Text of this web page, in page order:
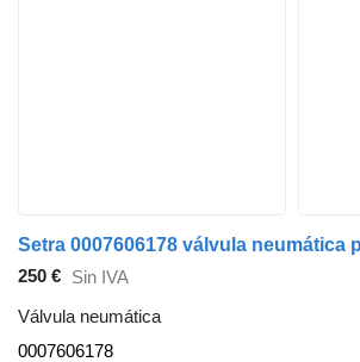
250 € Sin IVA
Válvula neumática
0007606178